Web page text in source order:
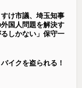
け市議、埼玉知事
国人問題を解決す
しかない」保守一
イクを盗られる！